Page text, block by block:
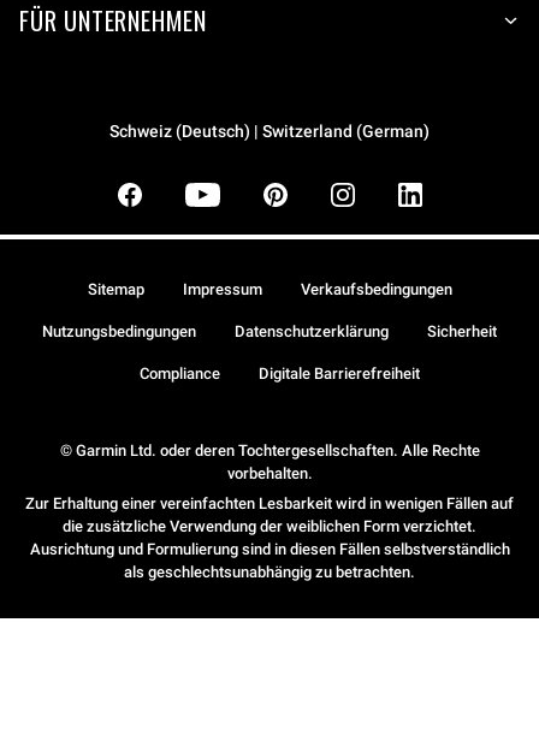
FÜR UNTERNEHMEN
Schweiz (Deutsch) | Switzerland (German)
© Garmin Ltd. oder deren Tochtergesellschaften. Alle Rechte
vorbehalten.
Zur Erhaltung einer vereinfachten Lesbarkeit wird in wenigen Fällen auf
die zusätzliche Verwendung der weiblichen Form verzichtet.
Ausrichtung und Formulierung sind in diesen Fällen selbstverständlich
als geschlechtsunabhängig zu betrachten.
Sitemap Impressum Verkaufsbedingungen
Nutzungsbedingungen Datenschutzerklärung Sicherheit
Compliance Digitale Barrierefreiheit